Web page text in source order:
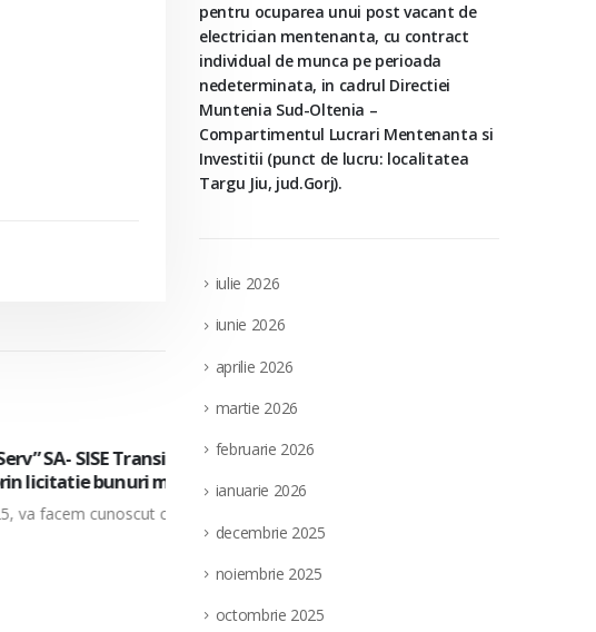
Transilvania
bunuri mobile
cunoscut ca data
In datele de 8, 15, 22 aprilie 2026, la
Bucuresti sect. 6, str. Costin
completarile...
read more
pentru ocuparea unui post vacant de
electrician mentenanta, cu contract
individual de munca pe perioada
nedeterminata, in cadrul Directiei
Muntenia Sud-Oltenia –
Compartimentul Lucrari Mentenanta si
Investitii (punct de lucru: localitatea
Targu Jiu, jud.Gorj).
iulie 2026
iunie 2026
aprilie 2026
martie 2026
februarie 2026
ianuarie 2026
decembrie 2025
noiembrie 2025
octombrie 2025